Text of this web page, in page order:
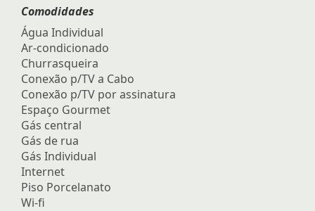
Comodidades
Água Individual
Ar-condicionado
Churrasqueira
Conexão p/TV a Cabo
Conexão p/TV por assinatura
Espaço Gourmet
Gás central
Gás de rua
Gás Individual
Internet
Piso Porcelanato
Wi-fi